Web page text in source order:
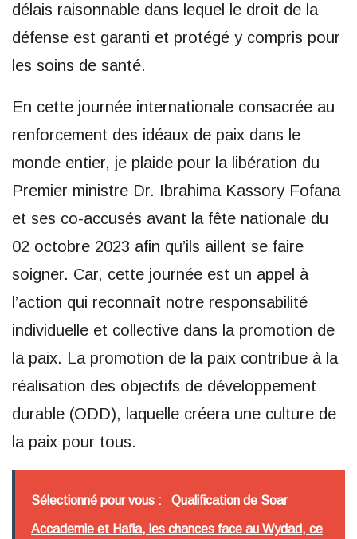
délais raisonnable dans lequel le droit de la
défense est garanti et protégé y compris pour
les soins de santé.
En cette journée internationale consacrée au
renforcement des idéaux de paix dans le
monde entier, je plaide pour la libération du
Premier ministre Dr. Ibrahima Kassory Fofana
et ses co-accusés avant la fête nationale du
02 octobre 2023 afin qu’ils aillent se faire
soigner. Car, cette journée est un appel à
l’action qui reconnaît notre responsabilité
individuelle et collective dans la promotion de
la paix. La promotion de la paix contribue à la
réalisation des objectifs de développement
durable (ODD), laquelle créera une culture de
la paix pour tous.
Sélectionné pour vous : Qualification de Soar
Accademie et Hafia, les chances face au Wydad, ce